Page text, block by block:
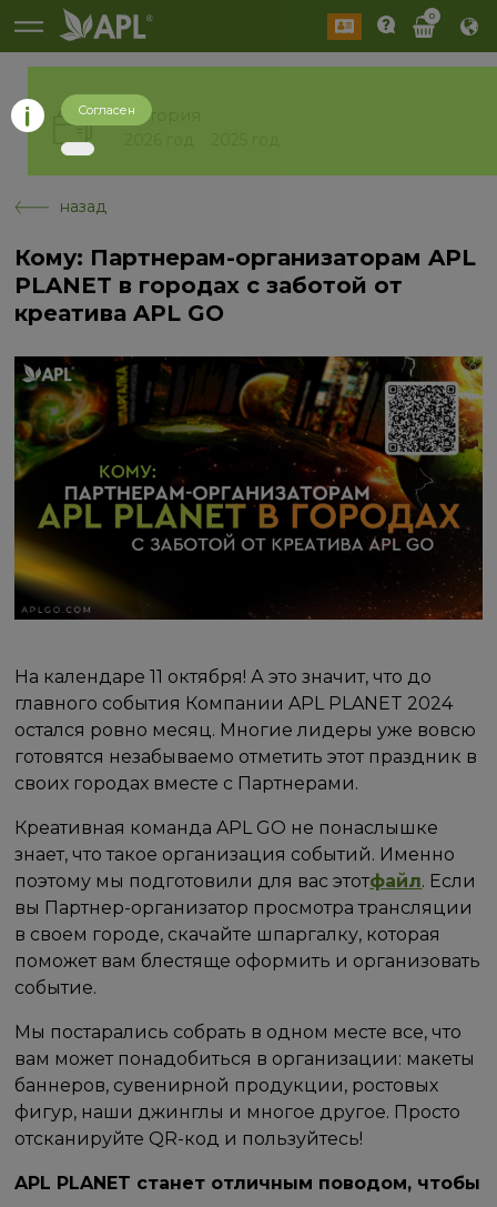
0
История
назад
Кому: Партнерам-организаторам APL
PLANET в городах с заботой от
креатива APL GO
На календаре 11 октября! А это значит, что до
главного события Компании APL PLANET 2024
остался ровно месяц. Многие лидеры уже вовсю
готовятся незабываемо отметить этот праздник в
своих городах вместе с Партнерами.
Креативная команда APL GO не понаслышке
знает, что такое организация событий. Именно
поэтому мы подготовили для вас этотфайл. Если
вы Партнер-организатор просмотра трансляции
в своем городе, скачайте шпаргалку, которая
поможет вам блестяще оформить и организовать
событие.
Мы постарались собрать в одном месте все, что
вам может понадобиться в организации: макеты
баннеров, сувенирной продукции, ростовых
фигур, наши джинглы и многое другое. Просто
отсканируйте QR-код и пользуйтесь!
APL PLANET станет отличным поводом, чтобы
Согласен